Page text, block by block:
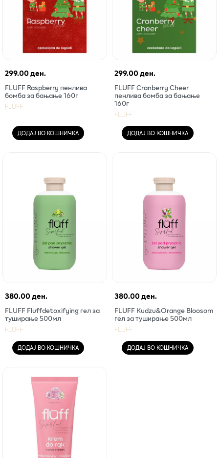
299.00 ден.
FLUFF Raspberry пенлива
бомба за бањање 160г
FLUFF
ДОДАЈ ВО КОШНИЧКА
299.00 ден.
FLUFF Cranberry Cheer
пенлива бомба за бањање
160г
FLUFF
ДОДАЈ ВО КОШНИЧКА
380.00 ден.
FLUFF Fluffdetoxifying гел за
туширање 500мл
FLUFF
ДОДАЈ ВО КОШНИЧКА
380.00 ден.
FLUFF Kudzu&Orange Bloosom
гел за туширање 500мл
FLUFF
ДОДАЈ ВО КОШНИЧКА